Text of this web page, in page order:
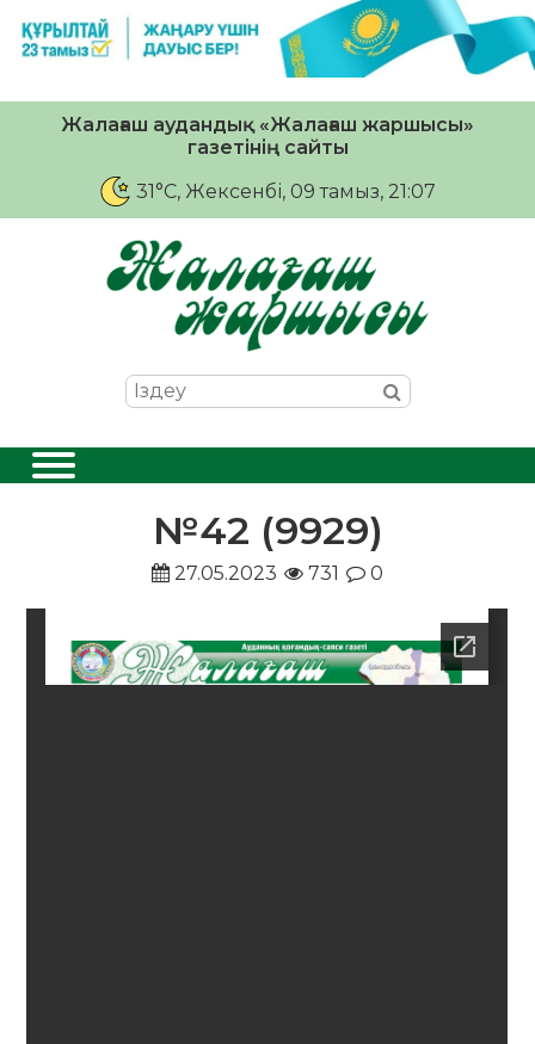
Жалағаш аудандық «Жалағаш жаршысы»
газетінің сайты
31°C, Жексенбі, 09 тамыз, 21:07
№42 (9929)
27.05.2023 731 0